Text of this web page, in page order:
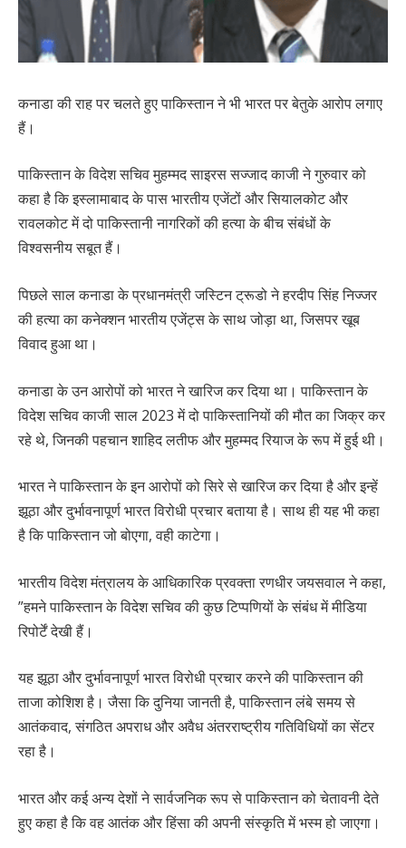
कनाडा की राह पर चलते हुए पाकिस्तान ने भी भारत पर बेतुके आरोप लगाए
हैं।
पाकिस्तान के विदेश सचिव मुहम्मद साइरस सज्जाद काजी ने गुरुवार को
कहा है कि इस्लामाबाद के पास भारतीय एजेंटों और सियालकोट और
रावलकोट में दो पाकिस्तानी नागरिकों की हत्या के बीच संबंधों के
विश्वसनीय सबूत हैं।
पिछले साल कनाडा के प्रधानमंत्री जस्टिन ट्रूडो ने हरदीप सिंह निज्जर
की हत्या का कनेक्शन भारतीय एजेंट्स के साथ जोड़ा था, जिसपर खूब
विवाद हुआ था।
कनाडा के उन आरोपों को भारत ने खारिज कर दिया था। पाकिस्तान के
विदेश सचिव काजी साल 2023 में दो पाकिस्तानियों की मौत का जिक्र कर
रहे थे, जिनकी पहचान शाहिद लतीफ और मुहम्मद रियाज के रूप में हुई थी।
भारत ने पाकिस्तान के इन आरोपों को सिरे से खारिज कर दिया है और इन्हें
झूठा और दुर्भावनापूर्ण भारत विरोधी प्रचार बताया है। साथ ही यह भी कहा
है कि पाकिस्तान जो बोएगा, वही काटेगा।
भारतीय विदेश मंत्रालय के आधिकारिक प्रवक्ता रणधीर जयसवाल ने कहा,
”हमने पाकिस्तान के विदेश सचिव की कुछ टिप्पणियों के संबंध में मीडिया
रिपोर्टें देखी हैं।
यह झूठा और दुर्भावनापूर्ण भारत विरोधी प्रचार करने की पाकिस्तान की
ताजा कोशिश है। जैसा कि दुनिया जानती है, पाकिस्तान लंबे समय से
आतंकवाद, संगठित अपराध और अवैध अंतरराष्ट्रीय गतिविधियों का सेंटर
रहा है।
भारत और कई अन्य देशों ने सार्वजनिक रूप से पाकिस्तान को चेतावनी देते
हुए कहा है कि वह आतंक और हिंसा की अपनी संस्कृति में भस्म हो जाएगा।